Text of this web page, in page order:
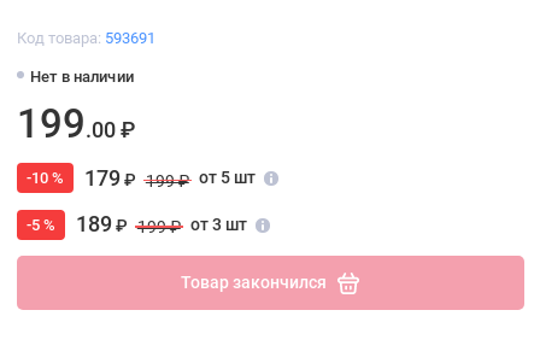
Код товара: 593691
Нет в наличии
199.00 ₽
-10 % 179₽ 199 ₽ от 5 шт
-5 % 189₽ 199 ₽ от 3 шт
Товар закончился